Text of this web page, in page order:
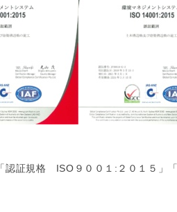
「認証規格 ISO９００１:２０１５」「